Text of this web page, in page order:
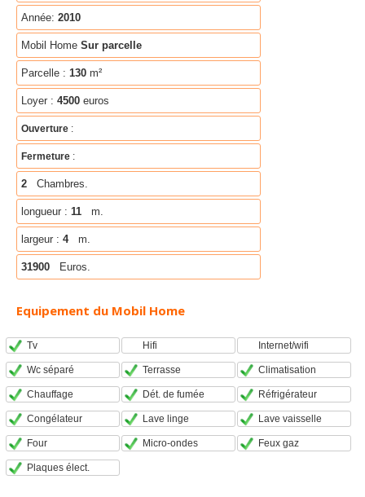
Année: 2010
Mobil Home Sur parcelle
Parcelle : 130 m²
Loyer : 4500 euros
Ouverture :
Fermeture :
2 Chambres.
longueur : 11 m.
largeur : 4 m.
31900 Euros.
Equipement du Mobil Home
Tv Hifi Internet/wifi
Wc séparé Terrasse Climatisation
Chauffage Dét. de fumée Réfrigérateur
Congélateur Lave linge Lave vaisselle
Four Micro-ondes Feux gaz
Plaques élect.